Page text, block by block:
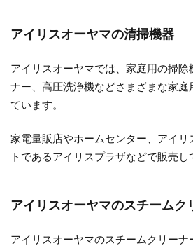
アイリスオーヤマの清掃機器
アイリスオーヤマでは、家庭用の掃
ナー、高圧洗浄機などさまざまな家庭
ています。
家電量販店やホームセンター、アイリ
トであるアイリスプラザなどで販売し
アイリスオーヤマのスチームク
アイリスオーヤマのスチームクリー